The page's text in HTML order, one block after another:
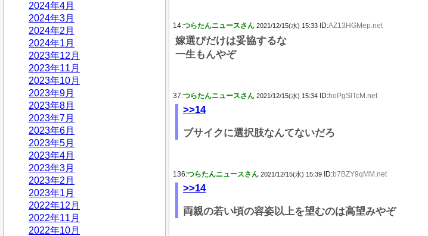
2024年4月
2024年3月
2024年2月
2024年1月
2023年12月
2023年11月
2023年10月
2023年9月
2023年8月
2023年7月
2023年6月
2023年5月
2023年4月
2023年3月
2023年2月
2023年1月
2022年12月
2022年11月
2022年10月
14:つらたんニュースさん 2021/12/15(水) 15:33 ID:AZ13HGMep.net
嫁選びだけは妥協するな
一生もんやぞ
37:つらたんニュースさん 2021/12/15(水) 15:34 ID:hoPgSlTcM.net
>>14
ブサイクに選択肢なんてないだろ
136:つらたんニュースさん 2021/12/15(水) 15:39 ID:b7BZY9qMM.net
>>14
両親の若い頃の容姿以上を望むのは高望みやぞ